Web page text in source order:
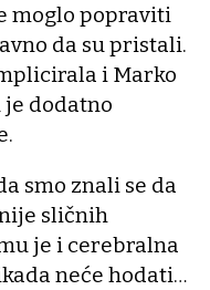
moglo popraviti
da su pristali.
i Marko
dodatno
smo znali se da
sličnih
je i cerebralna
neće hodati…